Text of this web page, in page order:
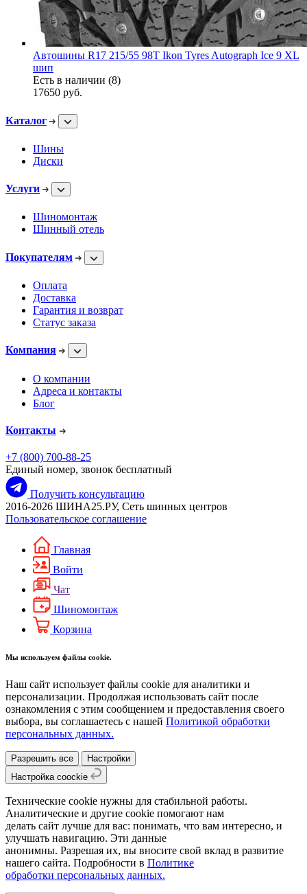
Автошины R17 215/55 98T Ikon Tyres Autograph Ice 9 XL
шип
Есть в наличии (8)
17650 руб.
Каталог
Шины
Диски
Услуги
Шиномонтаж
Шинный отель
Покупателям
Оплата
Доставка
Гарантия и возврат
Статус заказа
Компания
О компании
Адреса и контакты
Блог
Контакты
+7 (800) 700-88-25
Единый номер, звонок бесплатный
Получить консультацию
2016-2026 ШИНА25.РУ, Сеть шинных центров
Пользовательское соглашение
Главная
Войти
Чат
Шиномонтаж
Корзина
Мы используем файлы cookie.
Наш сайт использует файлы cookie для аналитики и
персонализации. Продолжая использовать сайт после
ознакомления с этим сообщением и предоставления своего
выбора, вы соглашаетесь с нашей Политикой обработки
персональных данных.
Разрешить все
Настройки
Настройка coockie
Технические cookie нужны для стабильной работы.
Аналитические и другие cookie помогают нам
делать сайт лучше для вас: понимать, что вам интересно, и
улучшать навигацию. Эти данные
анонимны. Разрешая их, вы вносите свой вклад в развитие
нашего сайта. Подробности в Политике
обработки персональных данных.